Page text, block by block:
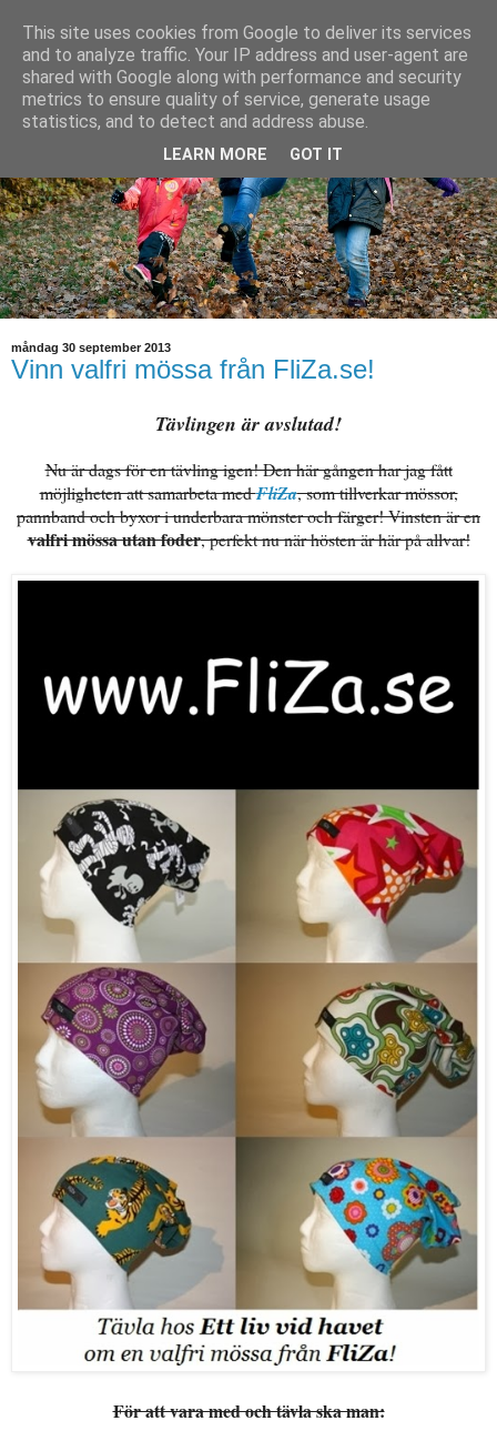
måndag 30 september 2013
Vinn valfri mössa från FliZa.se!
Tävlingen är avslutad!
Nu är dags för en tävling igen! Den här gången har jag fått
möjligheten att samarbeta medFliZa, som tillverkar mössor,
pannband och byxor i underbara mönster och färger! Vinsten är en
valfri mössa utan foder, perfekt nu när hösten är här på allvar!
För att vara med och tävla ska man:
This site uses cookies from Google to deliver its services
and to analyze traffic. Your IP address and user-agent are
shared with Google along with performance and security
metrics to ensure quality of service, generate usage
statistics, and to detect and address abuse.
LEARN MORE GOT IT